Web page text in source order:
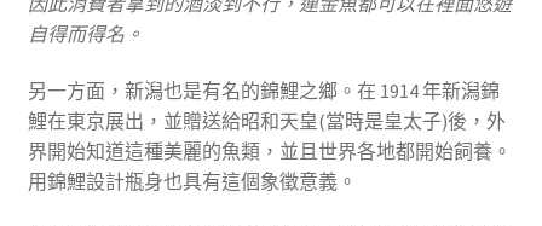
自得而得名。
另一方面，新潟也是有名的錦鯉之鄉。在 1914 年新潟錦
鯉在東京展出，並贈送給昭和天皇(當時是皇太子)後，外
界開始知道這種美麗的魚類，並且世界各地都開始飼養。
用錦鯉設計瓶身也具有這個象徵意義。